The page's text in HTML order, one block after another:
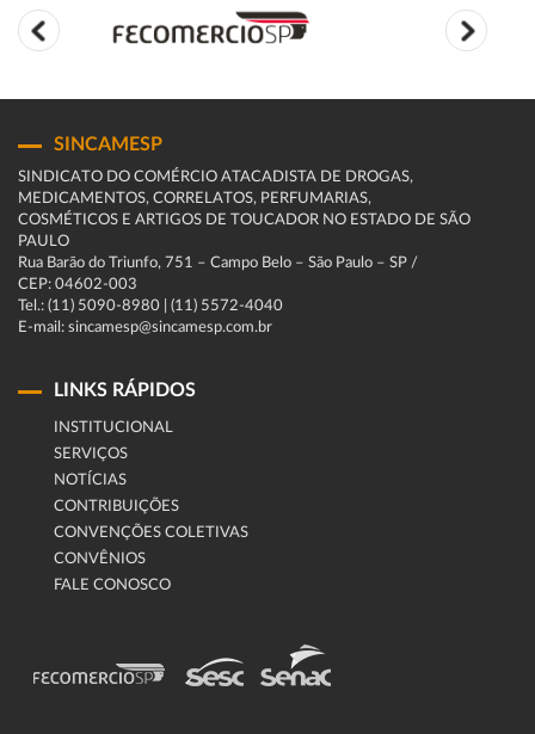
SINCAMESP
SINDICATO DO COMÉRCIO ATACADISTA DE DROGAS,
MEDICAMENTOS, CORRELATOS, PERFUMARIAS,
COSMÉTICOS E ARTIGOS DE TOUCADOR NO ESTADO DE SÃO
PAULO
Rua Barão do Triunfo, 751 – Campo Belo – São Paulo – SP /
CEP: 04602-003
Tel.: (11) 5090-8980 | (11) 5572-4040
E-mail: sincamesp@sincamesp.com.br
LINKS RÁPIDOS
INSTITUCIONAL
SERVIÇOS
NOTÍCIAS
CONTRIBUIÇÕES
CONVENÇÕES COLETIVAS
CONVÊNIOS
FALE CONOSCO